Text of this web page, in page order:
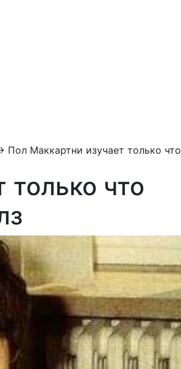
Пол Маккартни изучает только что
только что